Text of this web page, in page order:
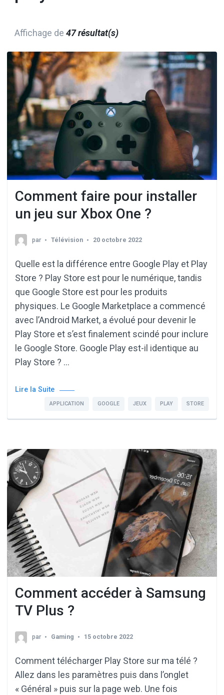
Affichage de 47 résultat(s)
Comment faire pour installer
un jeu sur Xbox One ?
par Télévision 20 octobre 2022
Quelle est la différence entre Google Play et Play
Store ? Play Store est pour le numérique, tandis
que Google Store est pour les produits
physiques. Le Google Marketplace a commencé
avec l’Android Market, a évolué pour devenir le
Play Store et s’est finalement scindé pour inclure
le Google Store. Google Play est-il identique au
Play Store ? …
Lire la Suite
APPLICATION GOOGLE JEUX PLAY STORE
Comment accéder à Samsung
TV Plus ?
par Gaming 15 octobre 2022
Comment télécharger Play Store sur ma télé ?
Allez dans les paramètres puis dans l’onglet
« Général » puis sur la page web. Une fois